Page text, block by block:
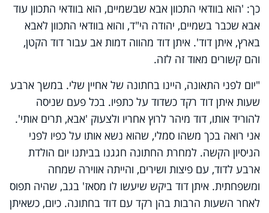
כך: 'הוא בוודאי התכוון אבא שבשמיים, הוא בוודאי התכוון עוד
אבא שכבר בשמיים, יהודה הי"ד, והוא בוודאי התכוון לאבא
בארץ, איתן דוד'. איתן דוד מהווה דמות אב עבור דוד הקטן,
והם קשורים מאוד זה לזה.
"יום לפני התאונה, היינו בחתונה של אחיין שלי. במשך ארבע
שעות איתן דוד רקד כשדוד על כתפיו. בכל פעם שניסה
להוריד אותו, דוד מיהר לרוץ אחריו ולצעוק 'אבא, תרים אותי'.
אני רואה בכך משהו סמלי, שהוא נשא אותו על כפיו לפני
הניסיון הקשה. למחרת החתונה חגגנו בביתנו יום הולדת
ארבע לדוד, עם פיצות ושירים, והייתה אווירה שמחה
ומשפחתית. איתן דוד ביקש שיעשו לו מסאז' בגב, שהיה תפוס
לאחר השעות הרבות בהן רקד עם דוד בחתונה. כיום, כשאיתן